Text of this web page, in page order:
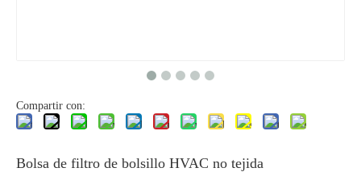
Compartir con:
Bolsa de filtro de bolsillo HVAC no tejida